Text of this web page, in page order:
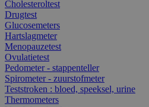
Cholesteroltest
Drugtest
Glucosemeters
Hartslagmeter
Menopauzetest
Ovulatietest
Pedometer - stappenteller
Spirometer - zuurstofmeter
Teststroken : bloed, speeksel, urine
Thermometers